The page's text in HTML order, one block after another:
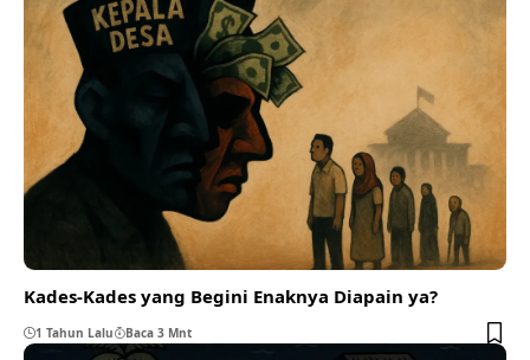
Kades-Kades yang Begini Enaknya Diapain ya?
1 Tahun Lalu Baca 3 Mnt